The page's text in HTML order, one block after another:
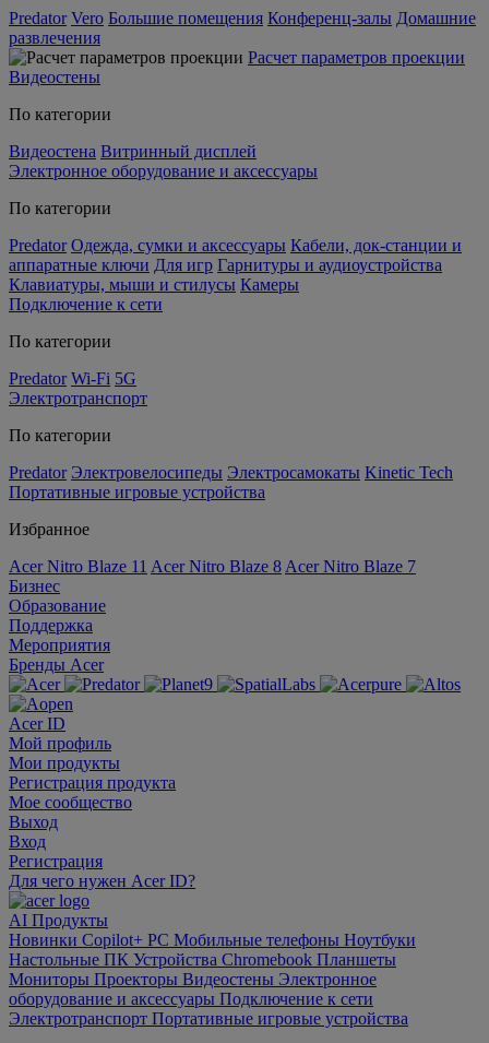
Predator Vero Большие помещения Конференц-залы Домашние
развлечения
Расчет параметров проекции
Видеостены
По категории
Видеостена Витринный дисплей
Электронное оборудование и аксессуары
По категории
Predator Одежда, сумки и аксессуары Кабели, док-станции и
аппаратные ключи Для игр Гарнитуры и аудиоустройства
Клавиатуры, мыши и стилусы Камеры
Подключение к сети
По категории
Predator Wi-Fi 5G
Электротранспорт
По категории
Predator Электровелосипеды Электросамокаты Kinetic Tech
Портативные игровые устройства
Избранное
Acer Nitro Blaze 11 Acer Nitro Blaze 8 Acer Nitro Blaze 7
Бизнес
Образование
Поддержка
Мероприятия
Бренды Acer
Acer ID
Мой профиль
Мои продукты
Регистрация продукта
Мое сообщество
Выход
Вход
Регистрация
Для чего нужен Acer ID?
AI Продукты
Новинки Copilot+ PC Мобильные телефоны Ноутбуки
Настольные ПК Устройства Chromebook Планшеты
Мониторы Проекторы Видеостены Электронное
оборудование и аксессуары Подключение к сети
Электротранспорт Портативные игровые устройства